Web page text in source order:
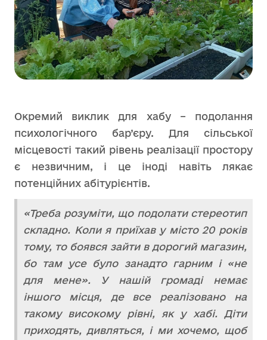
Окремий виклик для хабу – подолання
психологічного бар’єру. Для сільської
місцевості такий рівень реалізації простору
є незвичним, і це іноді навіть лякає
потенційних абітурієнтів.
«Треба розуміти, що подолати стереотип
складно. Коли я приїхав у місто 20 років
тому, то боявся зайти в дорогий магазин,
бо там усе було занадто гарним і «не
для мене». У нашій громаді немає
іншого місця, де все реалізовано на
такому високому рівні, як у хабі. Діти
приходять, дивляться, і ми хочемо, щоб